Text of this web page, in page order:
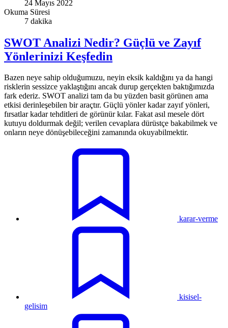
24 Mayıs 2022
Okuma Süresi
7 dakika
SWOT Analizi Nedir? Güçlü ve Zayıf
Yönlerinizi Keşfedin
Bazen neye sahip olduğumuzu, neyin eksik kaldığını ya da hangi
risklerin sessizce yaklaştığını ancak durup gerçekten baktığımızda
fark ederiz. SWOT analizi tam da bu yüzden basit görünen ama
etkisi derinleşebilen bir araçtır. Güçlü yönler kadar zayıf yönleri,
fırsatlar kadar tehditleri de görünür kılar. Fakat asıl mesele dört
kutuyu doldurmak değil; verilen cevaplara dürüstçe bakabilmek ve
onların neye dönüşebileceğini zamanında okuyabilmektir.
karar-verme
kisisel-
gelisim